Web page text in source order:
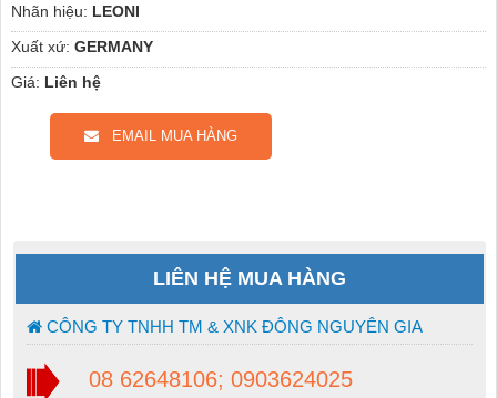
Nhãn hiệu: LEONI
Xuất xứ: GERMANY
Giá: Liên hệ
EMAIL MUA HÀNG
LIÊN HỆ MUA HÀNG
CÔNG TY TNHH TM & XNK ĐÔNG NGUYÊN GIA
08 62648106; 0903624025